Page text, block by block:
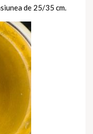
de 25/35 cm.